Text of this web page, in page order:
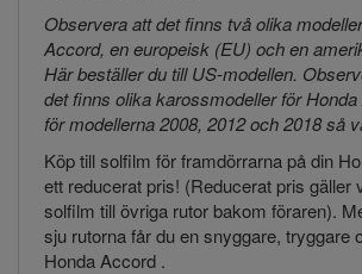
Observera att det finns två olika
Accord, en europeisk (EU) och en
Här beställer du till US-modellen.
det finns olika karossmodeller för
för modellerna 2008, 2012 och 2018 så
Köp till solfilm för framdörrarna på din
ett reducerat pris! (Reducerat pris gäller
solfilm till övriga rutor bakom föraren).
sju rutorna får du en snyggare, tryggare
Honda Accord .